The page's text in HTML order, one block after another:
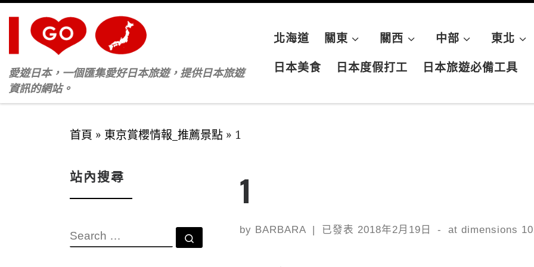
Skip to content
愛遊日本，一個匯集愛好日本旅遊，提供日本旅遊
資訊的網站。
北海道 關東 關西 中部 東北
日本美食 日本度假打工 日本旅遊必備工具
首頁 » 東京賞櫻情報_推薦景點 » 1
1
by BARBARA 已發表 2018年2月19日 - at dimensions
站內搜尋
SEARCH